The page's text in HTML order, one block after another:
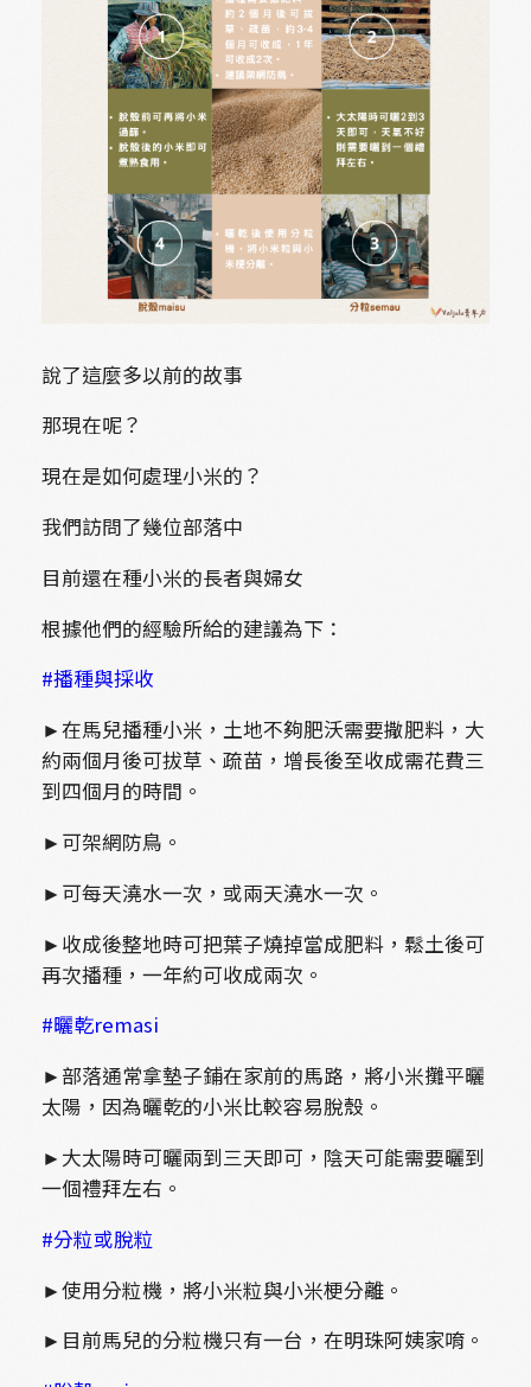
說了這麼多以前的故事
那現在呢？
現在是如何處理小米的？
我們訪問了幾位部落中
目前還在種小米的長者與婦女
根據他們的經驗所給的建議為下：
#播種與採收
►在馬兒播種小米，土地不夠肥沃需要撒肥料，大
約兩個月後可拔草、疏苗，增長後至收成需花費三
到四個月的時間。
►可架網防鳥。
►可每天澆水一次，或兩天澆水一次。
►收成後整地時可把葉子燒掉當成肥料，鬆土後可
再次播種，一年約可收成兩次。
#曬乾remasi
►部落通常拿墊子鋪在家前的馬路，將小米攤平曬
太陽，因為曬乾的小米比較容易脫殼。
►大太陽時可曬兩到三天即可，陰天可能需要曬到
一個禮拜左右。
#分粒或脫粒
►使用分粒機，將小米粒與小米梗分離。
►目前馬兒的分粒機只有一台，在明珠阿姨家唷。